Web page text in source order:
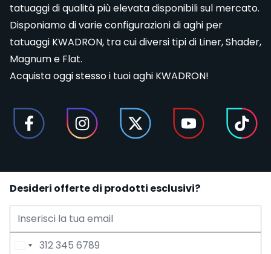
tatuaggidi qualità più elevata disponibili sul mercato.
Disponiamo di varie configurazioni di aghi per
tatuaggi KWADRON, tra cui diversi tipi di Liner,Shader,
Magnume Flat.
Acquista oggi stesso i tuoi aghi KWADRON!
Desideri offerte di prodotti esclusivi?
Indirizzo Email
Numero di Telefono